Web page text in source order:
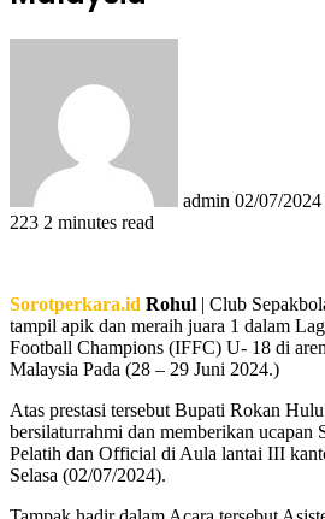
admin 02/07/2024
223 2 minutes read
Sorotperkara.id Rohul | Club
tampil apik dan meraih juara 1 dalam
Football Champions (IFFC) U- 18 di
Malaysia Pada (28 – 29 Juni 2024.)
Atas prestasi tersebut Bupati Rokan
bersilaturrahmi dan memberikan ucapan
Pelatih dan Official di Aula lantai III
Selasa (02/07/2024).